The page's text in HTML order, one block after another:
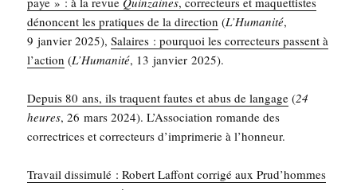
dénoncent les pra­tiques de la direc­tion (L’Humanité,
9 jan­vier 2025),Salaires : pour­quoi les cor­rec­teurs passent à
l’action (L’Humanité, 13 jan­vier 2025).
Depuis 80 ans, ils traquent fautes et abus de lan­gage (24
heures, 26 mars 2024). L’Association romande des
cor­rec­trices et cor­rec­teurs d’imprimerie à l’honneur.
Tra­vail dis­si­mu­lé : Robert Laf­font cor­ri­gé aux Prud’­hommes